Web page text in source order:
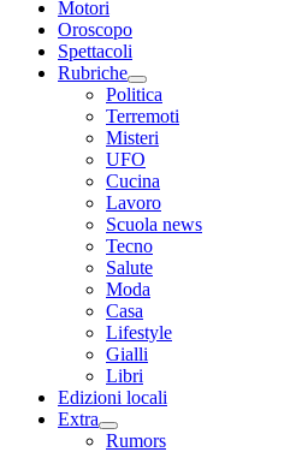
Motori
Oroscopo
Spettacoli
Rubriche
Politica
Terremoti
Misteri
UFO
Cucina
Lavoro
Scuola news
Tecno
Salute
Moda
Casa
Lifestyle
Gialli
Libri
Edizioni locali
Extra
Rumors